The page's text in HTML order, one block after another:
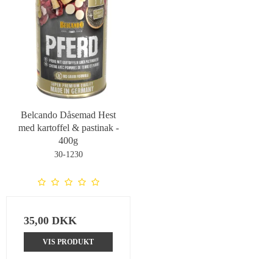
Belcando Dåsemad Hest
med kartoffel & pastinak -
400g
30-1230
35,00 DKK
VIS PRODUKT